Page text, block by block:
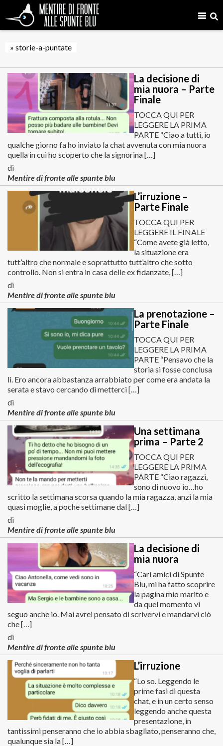
» storie-a-puntate
La decisione di
mia nuora – Parte
Finale
TOCCA QUI PER
LEGGERE LA PRIMA
PARTE “Ciao a tutti, io
qualche giorno fa ho inviato la chat avvenuta con mia nuora
quella in cui ho scoperto che la signorina […]
di
Mentire di fronte alle spunte blu
L’irruzione –
Parte Finale
TOCCA QUI PER
LEGGERE IL FINALE
“Come avete già letto,
la situazione era
tutt’altro che normale e soprattutto tutt’altro che sotto
controllo. Non si entra in casa delle ex fidanzate, […]
di
Mentire di fronte alle spunte blu
La prenotazione –
Parte Finale
TOCCA QUI PER
LEGGERE LA PRIMA
PARTE “Pensavo che la
storia si fosse conclusa
lì. Ero ancora abbastanza arrabbiato per come era andata la
serata e stavo cercando di metterci […]
di
Mentire di fronte alle spunte blu
Una settimana
prima – Parte 2
TOCCA QUI PER
LEGGERE LA PRIMA
PARTE “Ciao ragazzi,
sono di nuovo io…ho
scritto la settimana scorsa quando la mia ragazza, anzi la mia
quasi moglie, a poche settimane dal […]
di
Mentire di fronte alle spunte blu
La decisione di
mia nuora
“Cari amici di Spunte
Blu, mi ha fatto scoprire
la pagina mio marito e
da quel momento vi
seguo anche io. Mai avrei pensato di scrivervi e mandarvi ciò
che […]
di
Mentire di fronte alle spunte blu
L’irruzione
“Lo so. Leggendo le
prime fasi di questa
chat, e in un certo senso
leggendo anche questa
presentazione, in
tantissimi penseranno che io abbia sbagliato, penseranno che,
qualunque sia la […]